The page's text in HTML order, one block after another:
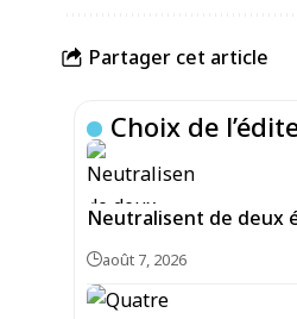
Partager cet article
Choix de
Neutralisent de deux
août 7, 2026